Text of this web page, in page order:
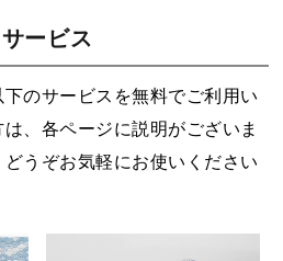
ービス
のサービスを無料でご利用い
、各ページに説明がございま
うぞお気軽にお使いください